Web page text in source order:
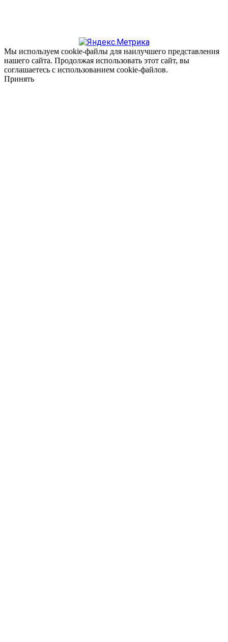
Мы используем cookie-файлы для наилучшего представления
нашего сайта. Продолжая использовать этот сайт, вы
соглашаетесь с использованием cookie-файлов.
Принять